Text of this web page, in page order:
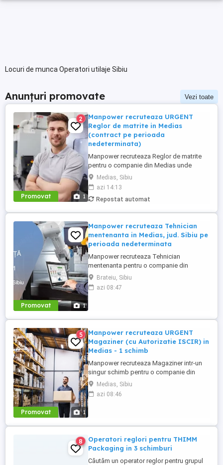
Locuri de munca Operatori utilaje Sibiu
Anunțuri promovate Vezi toate
Promovat 1
2
Manpower recruteaza URGENT
Reglor de matrite in Medias
(contract pe perioada
nedeterminata)
Manpower recruteaza Reglor de matrite
pentru o companie din Medias unde
principala activitate este fabricarea de
piese si accesorii pentru autovehicule(se
produc componente din mase plastice si
realizeaza operatiuni de injectie mase
Medias, Sibiu
azi 14:13
Repostat automat
Promovat 1
Manpower recruteaza Tehnician
mentenanta in Medias, jud. Sibiu pe
perioada nedeterminata
Manpower recruteaza Tehnician
mentenanta pentru o companie din
Medias unde principala activitate este
fabricarea de piese si accesorii pentru
autovehicule(se produc componente din
subansamble pentru industria auto).
Brateiu, Sibiu
azi 08:47
Promovat 1
5
Manpower recruteaza URGENT
Magaziner (cu Autorizatie ISCIR) in
Medias - 1 schimb
Manpower recruteaza Magaziner intr-un
singur schimb pentru o companie din
Medias unde principala activitate este
fabricarea de piese si accesorii pentru
autovehicule(se produc componente din
subansamble pentru industria ...
Medias, Sibiu
azi 08:46
8
Operatori reglori pentru THIMM
Packaging in 3 schimburi
Căutăm un operator reglor pentru grupul